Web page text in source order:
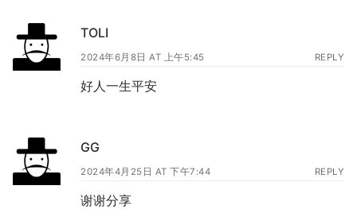
TOLI
2024年6月8日 AT 上午5:45 REPLY
好人一生平安
GG
2024年4月25日 AT 下午7:44 REPLY
谢谢分享